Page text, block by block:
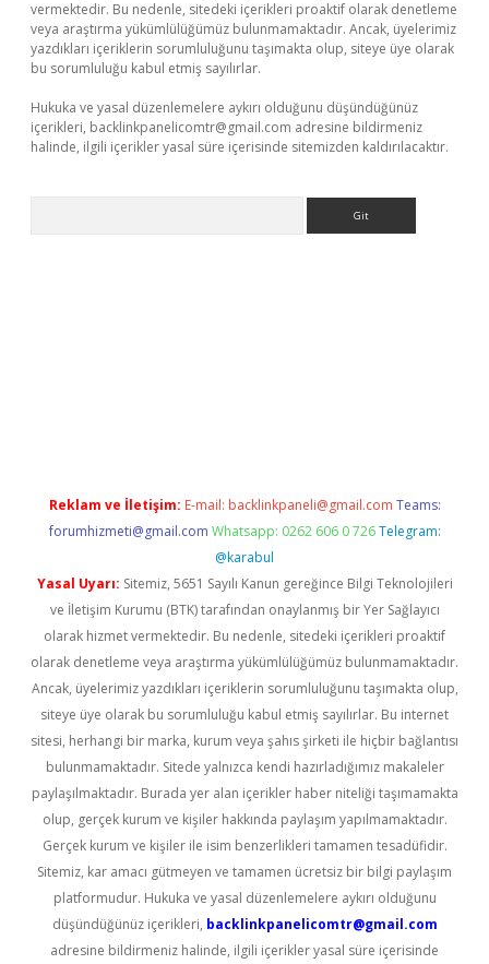
vermektedir. Bu nedenle, sitedeki içerikleri proaktif olarak denetleme
veya araştırma yükümlülüğümüz bulunmamaktadır. Ancak, üyelerimiz
yazdıkları içeriklerin sorumluluğunu taşımakta olup, siteye üye olarak
bu sorumluluğu kabul etmiş sayılırlar.
Hukuka ve yasal düzenlemelere aykırı olduğunu düşündüğünüz
içerikleri, backlinkpanelicomtr@gmail.com adresine bildirmeniz
halinde, ilgili içerikler yasal süre içerisinde sitemizden kaldırılacaktır.
Reklam ve İletişim: E-mail: backlinkpaneli@gmail.com Teams:
forumhizmeti@gmail.com Whatsapp: 0262 606 0 726 Telegram:
@karabul
Yasal Uyarı: Sitemiz, 5651 Sayılı Kanun gereğince Bilgi Teknolojileri
ve İletişim Kurumu (BTK) tarafından onaylanmış bir Yer Sağlayıcı
olarak hizmet vermektedir. Bu nedenle, sitedeki içerikleri proaktif
olarak denetleme veya araştırma yükümlülüğümüz bulunmamaktadır.
Ancak, üyelerimiz yazdıkları içeriklerin sorumluluğunu taşımakta olup,
siteye üye olarak bu sorumluluğu kabul etmiş sayılırlar. Bu internet
sitesi, herhangi bir marka, kurum veya şahıs şirketi ile hiçbir bağlantısı
bulunmamaktadır. Sitede yalnızca kendi hazırladığımız makaleler
paylaşılmaktadır. Burada yer alan içerikler haber niteliği taşımamakta
olup, gerçek kurum ve kişiler hakkında paylaşım yapılmamaktadır.
Gerçek kurum ve kişiler ile isim benzerlikleri tamamen tesadüfidir.
Sitemiz, kar amacı gütmeyen ve tamamen ücretsiz bir bilgi paylaşım
platformudur. Hukuka ve yasal düzenlemelere aykırı olduğunu
düşündüğünüz içerikleri, backlinkpanelicomtr@gmail.com
adresine bildirmeniz halinde, ilgili içerikler yasal süre içerisinde